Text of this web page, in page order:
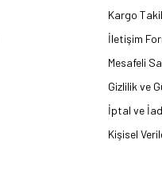
Kargo
İletişim
Mesafeli
Gizlilik ve
İptal ve
Kişisel